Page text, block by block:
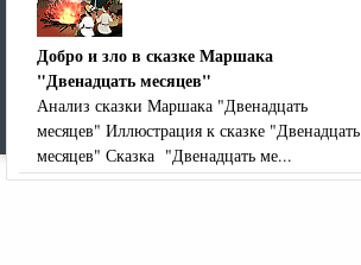
Добро и зло в сказке Маршака
"Двенадцать месяцев"
Анализ сказки Маршака "Двенадцать
месяцев" Иллюстрация к сказке "Двенадцать
месяцев" Сказка "Двенадцать ме...